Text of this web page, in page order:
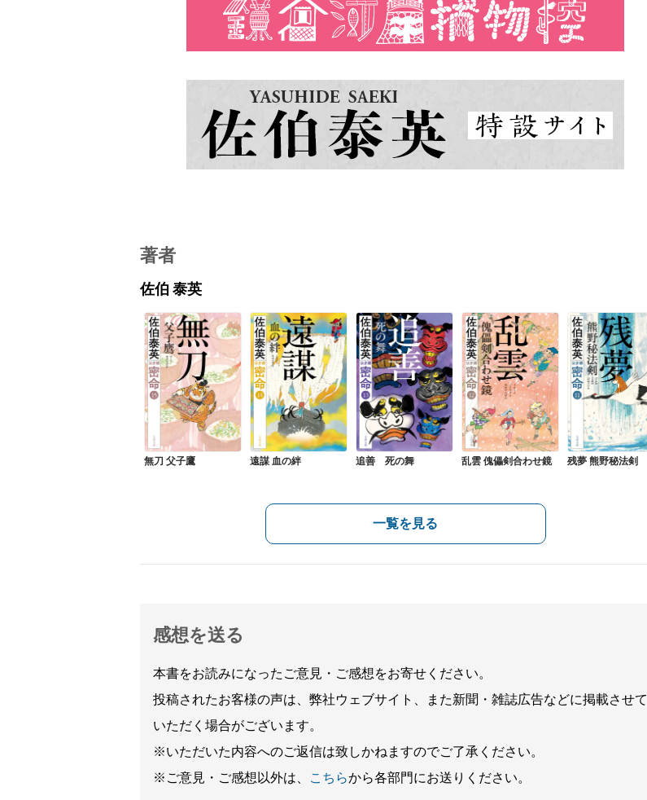
著者
佐伯 泰英
無刀 父子鷹 遠謀 血の絆 追善 死の舞 乱雲 傀儡剣合わせ鏡 残夢 熊野秘法剣
一覧を見る
感想を送る
本書をお読みになったご意見・ご感想をお寄せください。
投稿されたお客様の声は、弊社ウェブサイト、また新聞・雑誌広告などに掲載させて
いただく場合がございます。
※いただいた内容へのご返信は致しかねますのでご了承ください。
※ご意見・ご感想以外は、
こちらから各部門にお送りください。